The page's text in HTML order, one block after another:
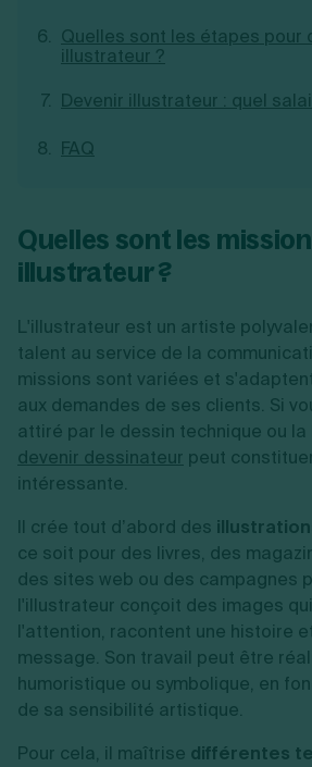
Je suis autonome
Je souhaite être accompagné
Découvrez notre cabinet
comptable LS Compta
Création de SASU
Création de SARL
Création de SAS
Création de SCI
Aides à la création d’entreprise
Quelles sont les étapes pour
illustrateur ?
Devenir illustrateur : quel
FAQ
Quelles sont les
illustrateur ?
L'illustrateur est un artiste
talent au service de la
missions sont variées et
aux demandes de ses clients. Si
attiré par le dessin technique ou la
devenir dessinateur peut
intéressante.
Il crée tout d’abord des
ce soit pour des livres, des
des sites web ou des campagnes
l'illustrateur conçoit des images
l'attention, racontent une histoire
message. Son travail peut être
humoristique ou symbolique, en
de sa sensibilité artistique.
Pour cela, il maîtrise différentes